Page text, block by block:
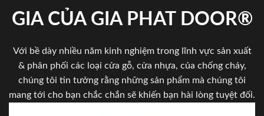
GIA CỦA GIA PHAT DOOR®
Với bề dày nhiều năm kinh nghiệm trong lĩnh vực sản xuất
& phân phối các loại cửa gỗ, cửa nhựa, của chống cháy,
chúng tôi tin tưởng rằng những sản phẩm mà chúng tôi
mang tới cho bạn chắc chắn sẽ khiến bạn hài lòng tuyệt đối.